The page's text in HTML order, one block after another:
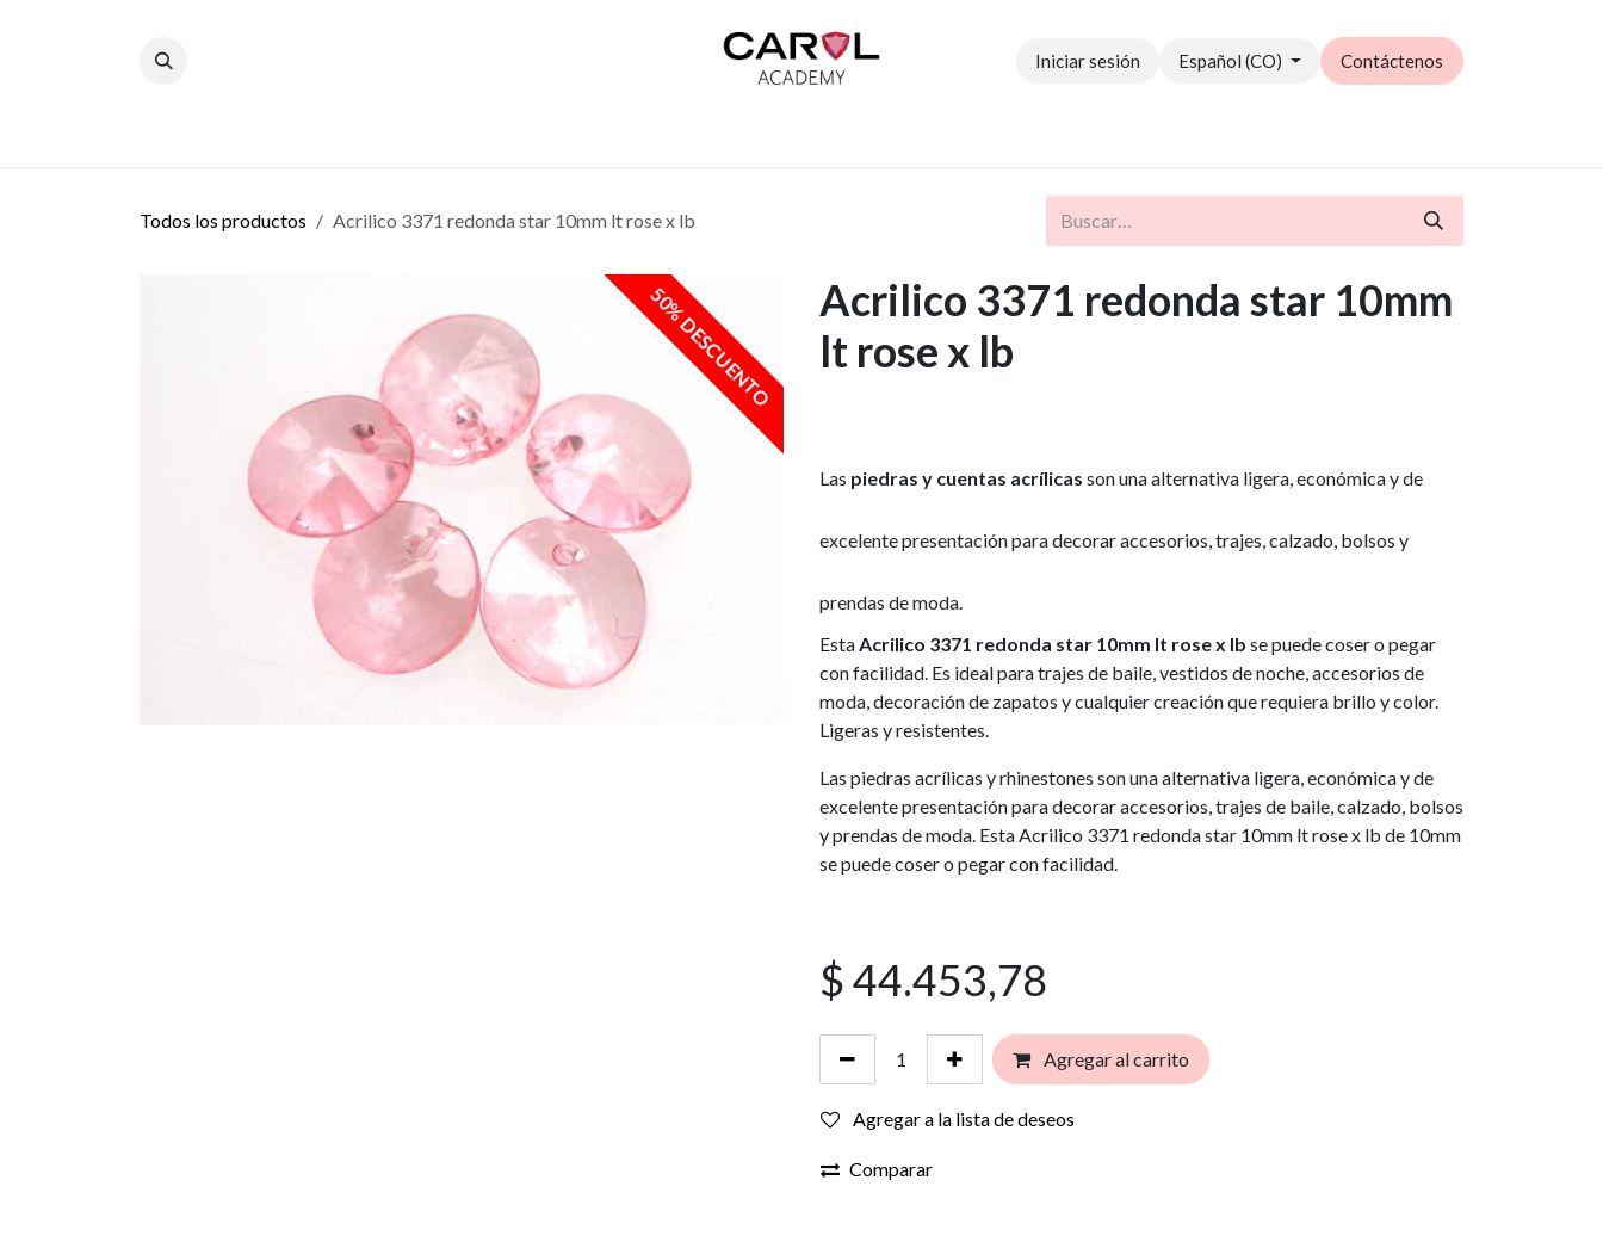
Iniciar sesión Español (CO) Contáctenos
Todos los productos Acrilico 3371 redonda star 10mm lt rose x lb
50% DESCUENTO
Acrilico 3371 redonda star 10mm
lt rose x lb
Las piedras y cuentas acrílicas son una alternativa ligera, económica y de
excelente presentación para decorar accesorios, trajes, calzado, bolsos y
prendas de moda.
EstaAcrilico 3371 redonda star 10mm lt rose x lb se puede coser o pegar
con facilidad. Es ideal para trajes de baile, vestidos de noche, accesorios de
moda, decoración de zapatos y cualquier creación que requiera brillo y color.
Ligeras y resistentes.
Las piedras acrílicas y rhinestones son una alternativa ligera, económica y de
excelente presentación para decorar accesorios, trajes de baile, calzado, bolsos
y prendas de moda. Esta Acrilico 3371 redonda star 10mm lt rose x lb de 10mm
se puede coser o pegar con facilidad.
$44.453,78
Agregar al carrito
Agregar a la lista de deseos
Comparar